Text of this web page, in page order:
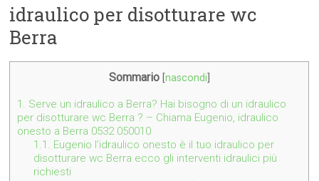
idraulico per disotturare wc
Berra
Sommario nascondi
1. Serve un idraulico a Berra? Hai bisogno di un idraulico
per disotturare wc Berra ? – Chiama Eugenio, idraulico
onesto a Berra 0532 050010
1.1. Eugenio l’idraulico onesto è il tuo idraulico per
disotturare wc Berra ecco gli interventi idraulici più
richiesti